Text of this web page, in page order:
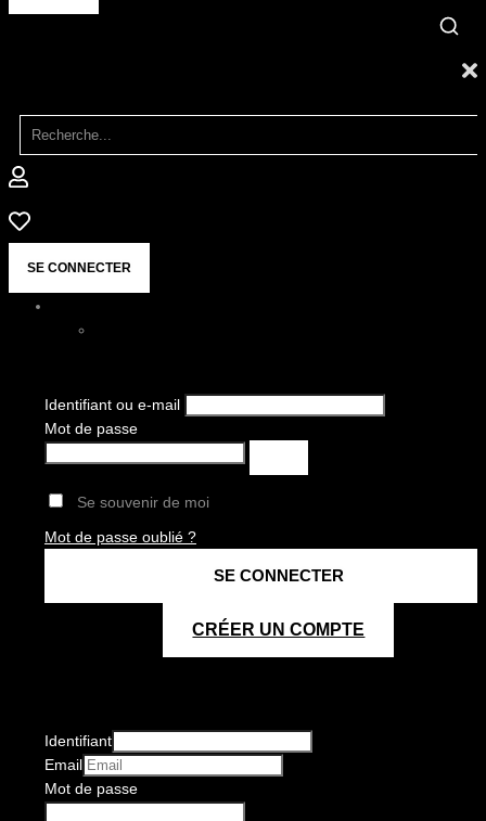
SE CONNECTER
Identifiant ou e-mail
Mot de passe
Se souvenir de moi
Mot de passe oublié ?
CRÉER UN COMPTE
Identifiant
Email
Mot de passe